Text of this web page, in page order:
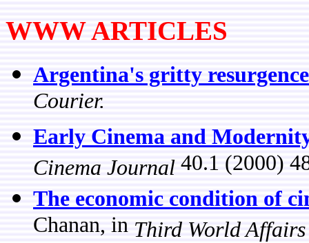
WWW ARTICLES
Argentina's gritty resurgence
Courier.
Early Cinema and
Cinema Journal 40.1 (2000)
The economic condition of
Chanan, in Third World